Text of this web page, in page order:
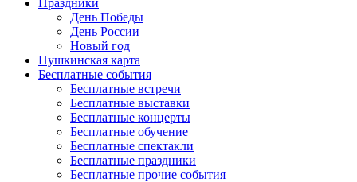
Праздники
День Победы
День России
Новый год
Пушкинская карта
Бесплатные события
Бесплатные встречи
Бесплатные выставки
Бесплатные концерты
Бесплатные обучение
Бесплатные спектакли
Бесплатные праздники
Бесплатные прочие события